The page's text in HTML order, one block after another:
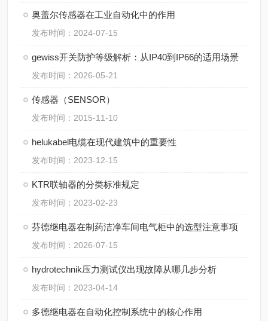
奥盖尔传感器在工业自动化中的作用
发布时间：2024-07-15
gewiss开关防护等级解析：从IP40到IP66的适用场景
发布时间：2026-05-21
传感器（SENSOR）
发布时间：2015-11-10
helukabel电缆在现代建筑中的重要性
发布时间：2023-12-15
KTR联轴器的分类标准规定
发布时间：2023-02-23
芬德继电器在制药洁净车间电气柜中的选型注意事项
发布时间：2026-07-15
hydrotechnik压力测试仪出现故障从哪几步分析
发布时间：2023-04-14
多德继电器在自动化控制系统中的核心作用